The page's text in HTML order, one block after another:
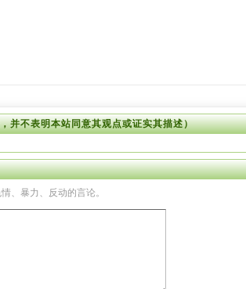
并不表明本站同意其观点或证实其描述）
、暴力、反动的言论。